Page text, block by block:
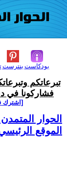
بنترست بودكاست
تبرعاتكم
فشاركونا في
[اشترك
الحوار
الموقع